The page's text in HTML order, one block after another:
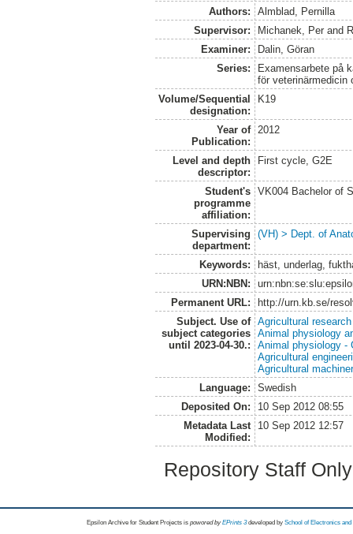
Authors:
Almblad, Pernilla
Supervisor:
Michanek, Per and
Examiner:
Dalin, Göran
Series:
Examensarbete på
för veterinärmedicin
Volume/Sequential
designation:
K19
Year of
Publication:
2012
Level and depth
descriptor:
First cycle, G2E
Student's
programme
affiliation:
VK004 Bachelor of
Supervising
department:
(VH) > Dept. of
Keywords:
häst, underlag,
URN:NBN:
Permanent URL:
http://urn.kb.se/
Subject. Use of
subject categories
until 2023-04-30.:
Agricultural research
Animal physiology
Animal physiology -
Agricultural
Agricultural
Language:
Swedish
Deposited On:
10 Sep 2012 08:55
Metadata Last
Modified:
10 Sep 2012 12:57
Repository Staff
Epsilon Archive for Student Projects is powored byEPrints 3 developed by School of Electronics